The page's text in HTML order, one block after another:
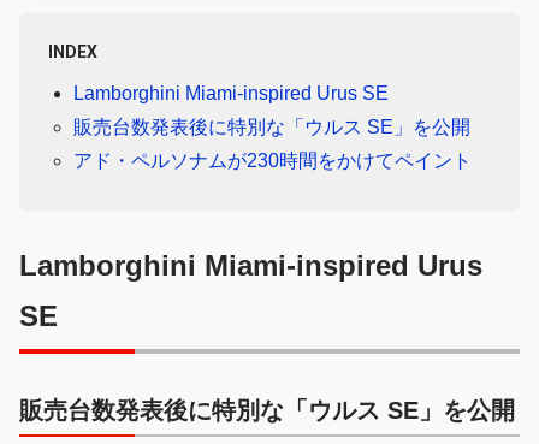
INDEX
Lamborghini Miami-inspired Urus SE
販売台数発表後に特別な「ウルス SE」を公開
アド・ペルソナムが230時間をかけてペイント
Lamborghini Miami-inspired Urus
SE
販売台数発表後に特別な「ウルス SE」を公開